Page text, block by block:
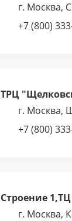
г. Москва,
+7 (800)
ТРЦ
г. Москва,
+7 (800)
Строение
г. Москва,